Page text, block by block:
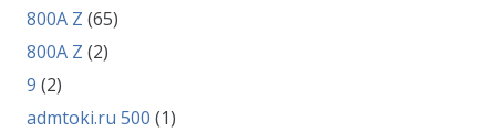
800A Z (65)
800A Z (2)
9 (2)
admtoki.ru 500 (1)